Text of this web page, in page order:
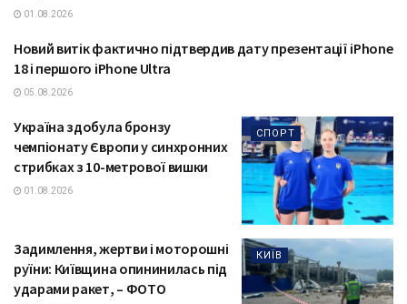
01.08.2026
ТЕХНОЛОГІЇ
Новий витік фактично підтвердив дату презентації iPhone
18 і першого iPhone Ultra
05.08.2026
СПОРТ
Україна здобула бронзу
чемпіонату Європи у синхронних
стрибках з 10-метрової вишки
01.08.2026
КИЇВ
Задимлення, жертви і моторошні
руїни: Київщина опининилась під
ударами ракет, – ФОТО